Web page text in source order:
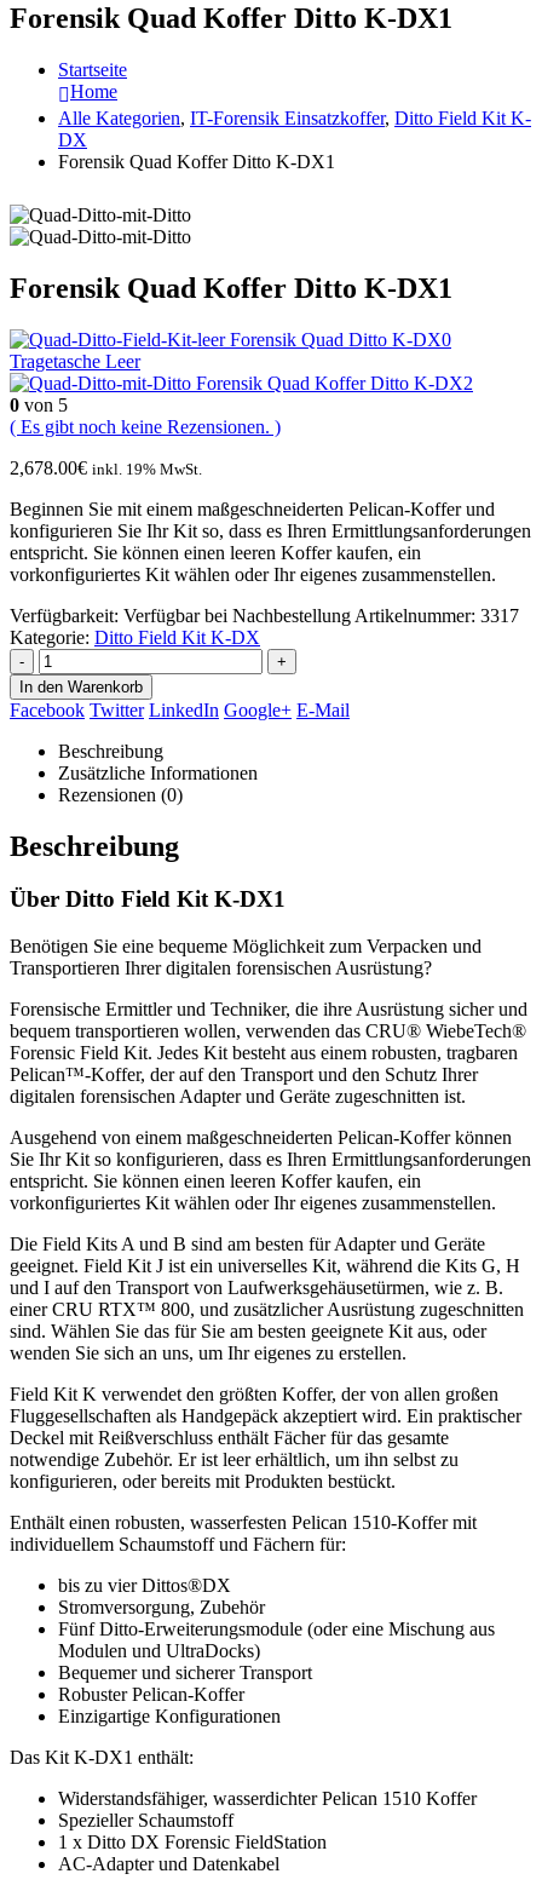
Forensik Quad Koffer Ditto K-DX1
Startseite
Home
Alle Kategorien, IT-Forensik Einsatzkoffer, Ditto Field Kit K-
DX
Forensik Quad Koffer Ditto K-DX1
Forensik Quad Koffer Ditto K-DX1
Forensik Quad Ditto K-DX0
Tragetasche Leer
Forensik Quad Koffer Ditto K-DX2
0 von 5
( Es gibt noch keine Rezensionen. )
2,678.00€ inkl. 19% MwSt.
Beginnen Sie mit einem maßgeschneiderten Pelican-Koffer und
konfigurieren Sie Ihr Kit so, dass es Ihren Ermittlungsanforderungen
entspricht. Sie können einen leeren Koffer kaufen, ein
vorkonfiguriertes Kit wählen oder Ihr eigenes zusammenstellen.
Verfügbarkeit: Verfügbar bei Nachbestellung Artikelnummer: 3317
Kategorie: Ditto Field Kit K-DX
-
+
In den Warenkorb
Facebook Twitter LinkedIn Google+ E-Mail
Beschreibung
Zusätzliche Informationen
Rezensionen (0)
Beschreibung
Über Ditto Field Kit K-DX1
Benötigen Sie eine bequeme Möglichkeit zum Verpacken und
Transportieren Ihrer digitalen forensischen Ausrüstung?
Forensische Ermittler und Techniker, die ihre Ausrüstung sicher und
bequem transportieren wollen, verwenden das CRU® WiebeTech®
Forensic Field Kit. Jedes Kit besteht aus einem robusten, tragbaren
Pelican™-Koffer, der auf den Transport und den Schutz Ihrer
digitalen forensischen Adapter und Geräte zugeschnitten ist.
Ausgehend von einem maßgeschneiderten Pelican-Koffer können
Sie Ihr Kit so konfigurieren, dass es Ihren Ermittlungsanforderungen
entspricht. Sie können einen leeren Koffer kaufen, ein
vorkonfiguriertes Kit wählen oder Ihr eigenes zusammenstellen.
Die Field Kits A und B sind am besten für Adapter und Geräte
geeignet. Field Kit J ist ein universelles Kit, während die Kits G, H
und I auf den Transport von Laufwerksgehäusetürmen, wie z. B.
einer CRU RTX™ 800, und zusätzlicher Ausrüstung zugeschnitten
sind. Wählen Sie das für Sie am besten geeignete Kit aus, oder
wenden Sie sich an uns, um Ihr eigenes zu erstellen.
Field Kit K verwendet den größten Koffer, der von allen großen
Fluggesellschaften als Handgepäck akzeptiert wird. Ein praktischer
Deckel mit Reißverschluss enthält Fächer für das gesamte
notwendige Zubehör. Er ist leer erhältlich, um ihn selbst zu
konfigurieren, oder bereits mit Produkten bestückt.
Enthält einen robusten, wasserfesten Pelican 1510-Koffer mit
individuellem Schaumstoff und Fächern für:
bis zu vier Dittos®DX
Stromversorgung, Zubehör
Fünf Ditto-Erweiterungsmodule (oder eine Mischung aus
Modulen und UltraDocks)
Bequemer und sicherer Transport
Robuster Pelican-Koffer
Einzigartige Konfigurationen
Das Kit K-DX1 enthält:
Widerstandsfähiger, wasserdichter Pelican 1510 Koffer
Spezieller Schaumstoff
1 x Ditto DX Forensic FieldStation
AC-Adapter und Datenkabel